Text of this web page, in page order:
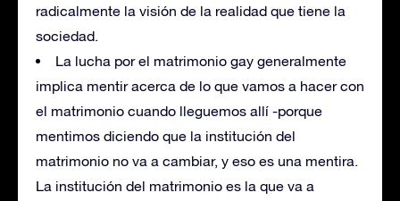
radicalmente la visión de la realidad que tiene la
sociedad.
La lucha por el matrimonio gay generalmente
implica mentir acerca de lo que vamos a hacer con
el matrimonio cuando lleguemos allí -porque
mentimos diciendo que la institución del
matrimonio no va a cambiar, y eso es una mentira.
La institución del matrimonio es la que va a